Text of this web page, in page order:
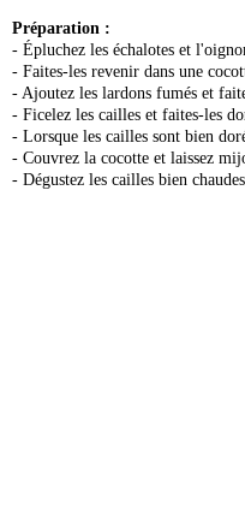
Préparation :
- Épluchez les échalotes et
- Faites-les revenir dans une
- Ajoutez les lardons fumés et
- Ficelez les cailles et faites-les
- Lorsque les cailles sont bien
- Couvrez la cocotte et laissez
- Dégustez les cailles bien